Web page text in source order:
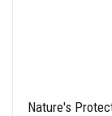
Nature's